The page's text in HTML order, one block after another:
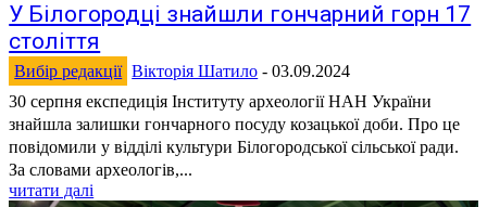
У Білогородці знайшли гончарний горн 17
століття
Вибір редакції Вікторія Шатило - 03.09.2024
30 серпня експедиція Інституту археології НАН України
знайшла залишки гончарного посуду козацької доби. Про це
повідомили у відділі культури Білогородської сільської ради.
За словами археологів,...
читати далі